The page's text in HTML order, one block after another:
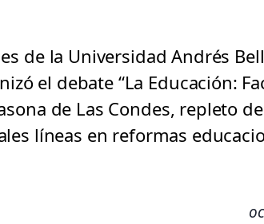
de la Universidad Andrés
el debate “La Educación:
de Las Condes, repleto
líneas en reformas